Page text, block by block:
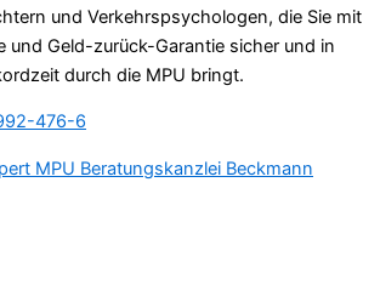
und Verkehrspsychologen, die Sie mit
und Geld-zurück-Garantie sicher und in
durch die MPU bringt.
476-6